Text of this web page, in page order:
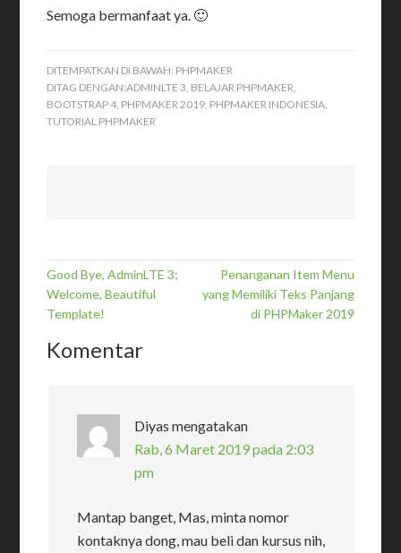
Semoga bermanfaat ya. 🙂
DITEMPATKAN DI BAWAH: PHPMAKER
DITAG DENGAN:ADMINLTE 3, BELAJAR PHPMAKER,
BOOTSTRAP 4, PHPMAKER 2019, PHPMAKER INDONESIA,
TUTORIAL PHPMAKER
Good Bye, AdminLTE 3;
Welcome, Beautiful
Template!
Penanganan Item Menu
yang Memiliki Teks Panjang
di PHPMaker 2019
Komentar
Diyas mengatakan
Rab, 6 Maret 2019 pada 2:03
pm
Mantap banget, Mas, minta nomor
kontaknya dong, mau beli dan kursus nih,